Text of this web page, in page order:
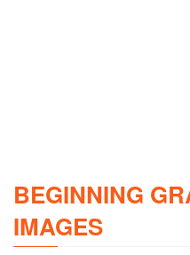
BEGINNING
IMAGES